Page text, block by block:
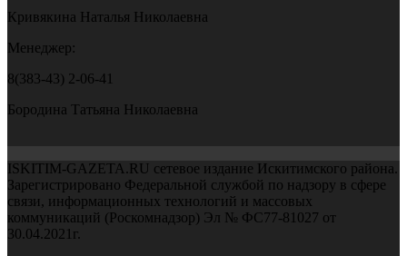
Кривякина Наталья Николаевна
Менеджер:
8(383-43) 2-06-41
Бородина Татьяна Николаевна
ISKITIM-GAZETA.RU сетевое издание Искитимского района.
Зарегистрировано Федеральной службой по надзору в сфере
связи, информационных технологий и массовых
коммуникаций (Роскомнадзор) Эл № ФС77-81027 от
30.04.2021г.